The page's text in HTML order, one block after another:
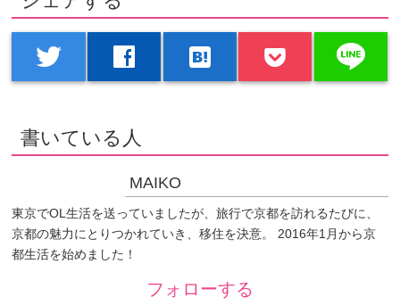
twitter facebook hatenabookmark line
書いている人
MAIKO
東京でOL生活を送っていましたが、旅行で京都を訪れるたびに、
京都の魅力にとりつかれていき、移住を決意。 2016年1月から京
都生活を始めました！
フォローする